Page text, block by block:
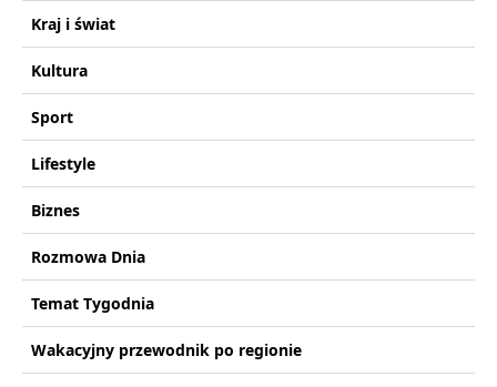
Kraj i świat
Kultura
Sport
Lifestyle
Biznes
Rozmowa Dnia
Temat Tygodnia
Wakacyjny przewodnik po regionie